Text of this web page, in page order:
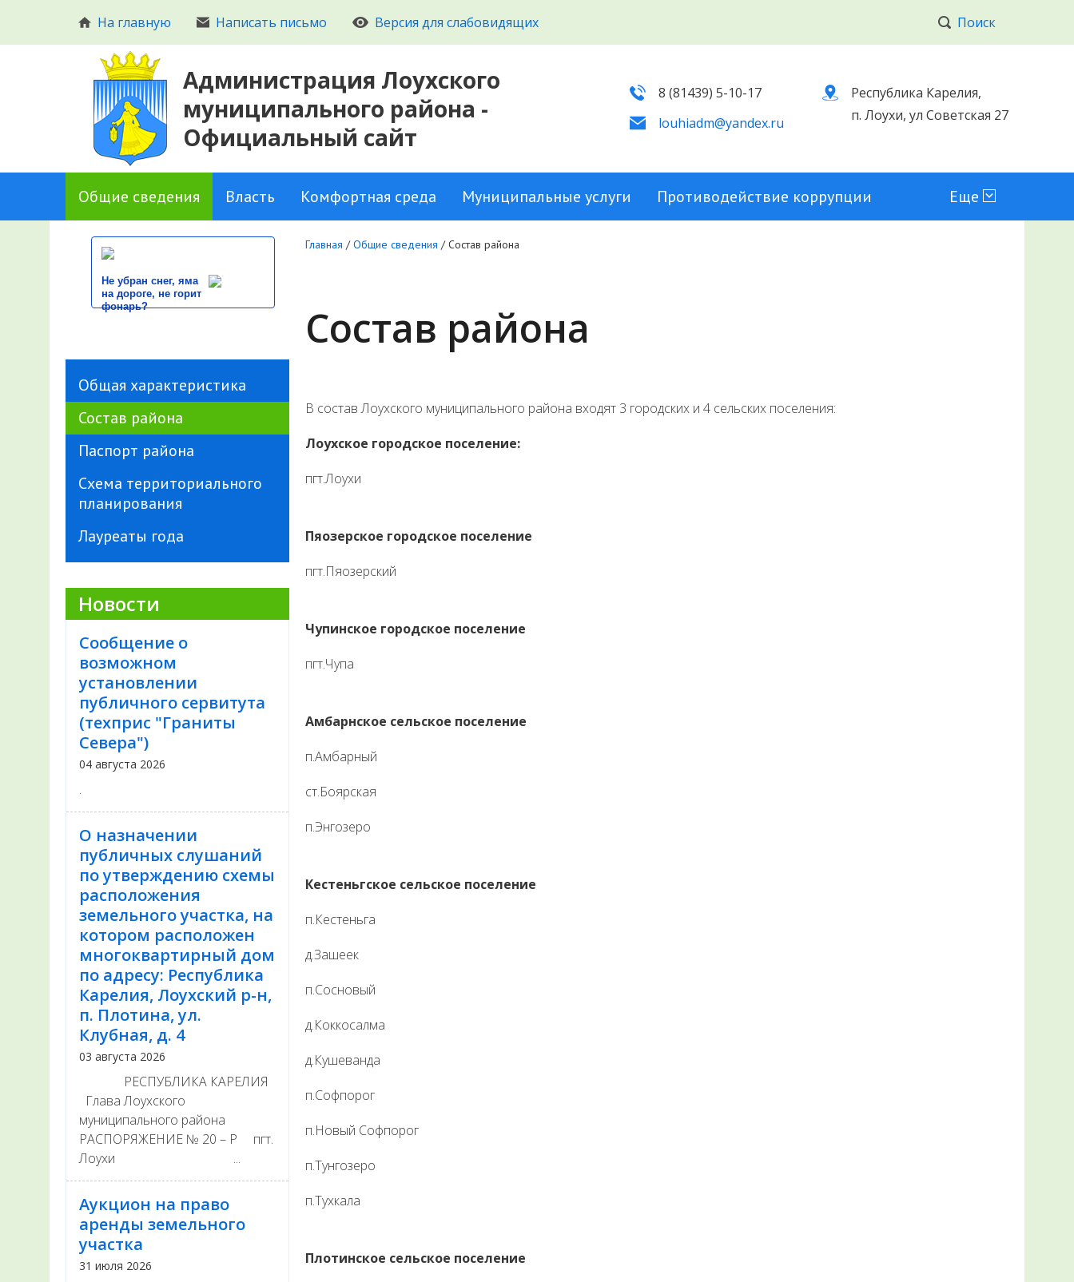
На главную Написать письмо Версия для слабовидящих Поиск
Администрация Лоухского
муниципального района -
Официальный сайт
8 (81439) 5-10-17
louhiadm@yandex.ru
Республика Карелия,
п. Лоухи, ул Советская 27
Общие сведения Власть Комфортная среда Муниципальные услуги Противодействие коррупции Еще
Не убран снег, яма
на дороге, не горит
фонарь?
Общая характеристика
Состав района
Паспорт района
Схема территориального
планирования
Лауреаты года
Новости
Сообщение о
возможном
установлении
публичного сервитута
(техприс "Граниты
Севера")
04 августа 2026
.
О назначении
публичных слушаний
по утверждению схемы
расположения
земельного участка, на
котором расположен
многоквартирный дом
по адресу: Республика
Карелия, Лоухский р-н,
п. Плотина, ул.
Клубная, д. 4
03 августа 2026
РЕСПУБЛИКА КАРЕЛИЯ
Глава Лоухского
муниципального района
РАСПОРЯЖЕНИЕ № 20 – Р пгт.
Лоухи ...
Аукцион на право
аренды земельного
участка
31 июля 2026
Главная /Общие сведения /Состав района
Состав района
В состав Лоухского муниципального района входят 3 городских и 4 сельских поселения:
Лоухское городское поселение:
пгт.Лоухи
Пяозерское городское поселение
пгт.Пяозерский
Чупинское городское поселение
пгт.Чупа
Амбарнское сельское поселение
п.Амбарный
ст.Боярская
п.Энгозеро
Кестеньгское сельское поселение
п.Кестеньга
д.Зашеек
п.Сосновый
д.Коккосалма
д.Кушеванда
п.Софпорог
п.Новый Софпорог
п.Тунгозеро
п.Тухкала
Плотинское сельское поселение